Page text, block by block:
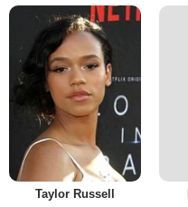
Taylor Russell